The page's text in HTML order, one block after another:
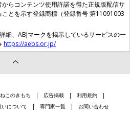
らコンテンツ使用許諾を得た正規版配信サ
ことを示す登録商標（登録番号 第11091003
細、ABJマークを掲示しているサービスの一
https://aebs.or.jp/
ねこのきもち 広告掲載
利用規約
について 専門家一覧 お問い合わせ